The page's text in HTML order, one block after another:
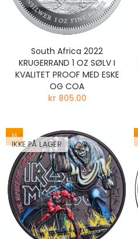
South Africa 2022
KRUGERRAND 1 OZ SØLV I
KVALITET PROOF MED ESKE
OG COA
kr 805.00
IKKE PÅ LAGER